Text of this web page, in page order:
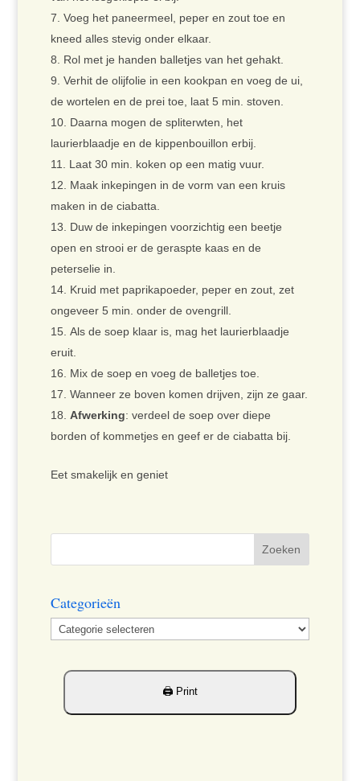
Voeg het paneermeel, peper en zout toe en
kneed alles stevig onder elkaar.
Rol met je handen balletjes van het gehakt.
Verhit de olijfolie in een kookpan en voeg de ui,
de wortelen en de prei toe, laat 5 min. stoven.
Daarna mogen de spliterwten, het
laurierblaadje en de kippenbouillon erbij.
Laat 30 min. koken op een matig vuur.
Maak inkepingen in de vorm van een kruis
maken in de ciabatta.
Duw de inkepingen voorzichtig een beetje
open en strooi er de geraspte kaas en de
peterselie in.
Kruid met paprikapoeder, peper en zout, zet
ongeveer 5 min. onder de ovengrill.
Als de soep klaar is, mag het laurierblaadje
eruit.
Mix de soep en voeg de balletjes toe.
Wanneer ze boven komen drijven, zijn ze gaar.
Afwerking: verdeel de soep over diepe
borden of kommetjes en geef er de ciabatta bij.
Eet smakelijk en geniet
Categorieën
Categorieën